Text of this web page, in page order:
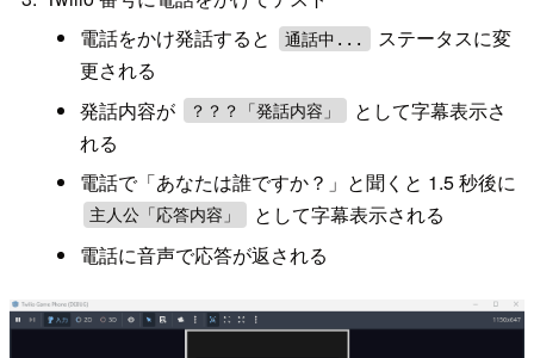
電話をかけ発話すると
通話中...
ステータスに変
更される
発話内容が
？？？「発話内容」
として字幕表示さ
れる
電話で「あなたは誰ですか？」と聞くと 1.5 秒後に
主人公「応答内容」
として字幕表示される
電話に音声で応答が返される